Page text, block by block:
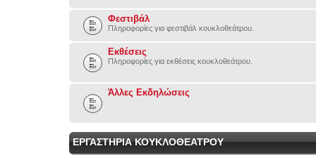
Φεστιβάλ
Πληροφορίες για φεστιβάλ κουκλοθεάτρου.
Εκθέσεις
Πληροφορίες για εκθέσεις κουκλοθεάτρου.
Άλλες Εκδηλώσεις
ΕΡΓΑΣΤΗΡΙΑ ΚΟΥΚΛΟΘΕΑΤΡΟΥ